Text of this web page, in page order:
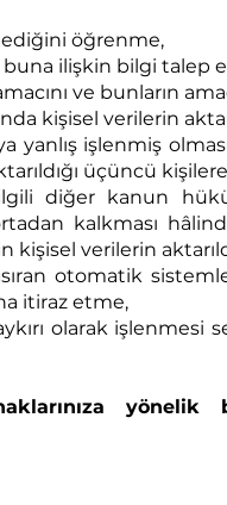
öğrenme,
buna ilişkin bilgi talep
ve bunların
kişisel verilerin
yanlış işlenmiş
üçüncü
diğer kanun
kalkması
kişisel verilerin
otomatik
itiraz etme,
olarak işlenmesi
yönelik